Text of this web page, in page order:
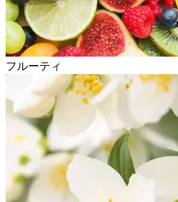
フルーティ